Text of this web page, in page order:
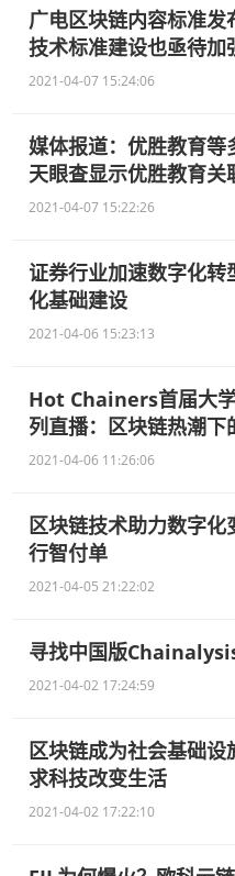
广电区块链内容标准
技术标准建设也亟待加
2021-04-07 15:24:06
媒体报道：优胜教育
天眼查显示优胜教育
2021-04-07 15:22:26
证券行业加速数字化
化基础建设
2021-04-06 15:23:13
Hot Chainers首届大
列直播：区块链热潮下
2021-04-06 11:26:06
区块链技术助力数字
行智付单
2021-04-05 21:22:02
寻找中国版
2021-04-02 17:24:59
区块链成为社会基础
求科技改变生活
2021-04-02 17:22:10